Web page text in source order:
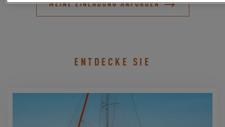
MEINE EINLADUNG ANFORDEN
ENTDECKE SIE